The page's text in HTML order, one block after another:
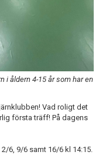
i åldern 4-15 år som har en
Vad roligt det
första träff! På dagens
6, 9/6 samt 16/6 kl 14:15.